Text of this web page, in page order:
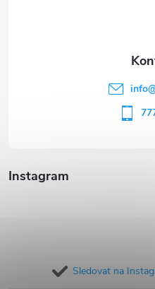
Instagram
Sledovat na
info